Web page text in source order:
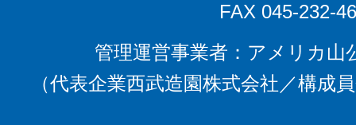
FAX 045-232-
管理運営事業者：アメリカ⼭
（代表企業⻄武造園株式会社／構成